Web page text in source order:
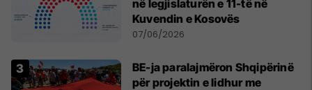
në legjislaturën e 11-të në
Kuvendin e Kosovës
07/06/2026
BE-ja paralajmëron Shqipërinë
për projektin e lidhur me